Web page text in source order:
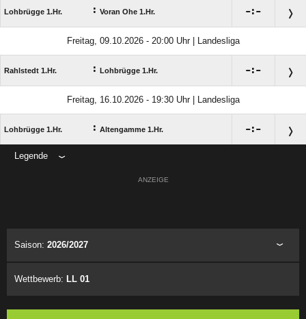
Lohbrügge 1.Hr. : Voran Ohe 1.Hr. :
Freitag, 09.10.2026 - 20:00 Uhr | Landesliga
Rahlstedt 1.Hr. : Lohbrügge 1.Hr. :
Freitag, 16.10.2026 - 19:30 Uhr | Landesliga
Lohbrügge 1.Hr. : Altengamme 1.Hr. :
Legende
ANZEIGE
Saison: 2026/2027
Wettbewerb: LL 01